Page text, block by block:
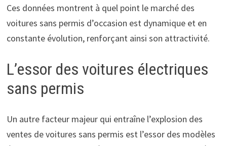
Ces données montrent à quel point le marché des
voitures sans permis d’occasion est dynamique et en
constante évolution, renforçant ainsi son attractivité.
L’essor des voitures électriques
sans permis
Un autre facteur majeur qui entraîne l’explosion des
ventes de voitures sans permis est l’essor des modèles